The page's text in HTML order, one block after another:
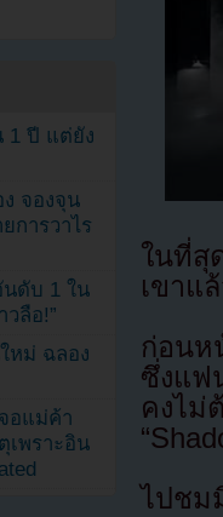
ในที่สุ
เขาแ
ก่อนห
ซึ่งแฟ
คงไม่
ไปชม
1 ปี แต่ยัง
จองจุน
การวาไร
นดับ 1 ใน
วลือ!”
หม่ ฉลอง
อแม่ค้า
เพราะอิน